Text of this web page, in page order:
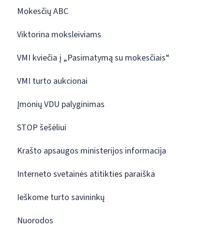
Mokesčių ABC
Viktorina moksleiviams
VMI kviečia į „Pasimatymą su mokesčiais“
VMI turto aukcionai
Įmonių VDU palyginimas
STOP šešėliui
Krašto apsaugos ministerijos informacija
Interneto svetainės atitikties paraiška
Ieškome turto savininkų
Nuorodos